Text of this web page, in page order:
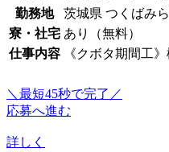
勤務地
茨城県 つくばみ
寮・社宅 あり（無料）
仕事内容
《クボタ期間工
＼最短45秒で完了／
応募へ進む
詳しく